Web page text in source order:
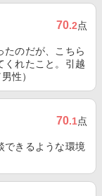
70.2点
たのだが、こちら
くれたこと。引越
性）
70.1点
できるような環境